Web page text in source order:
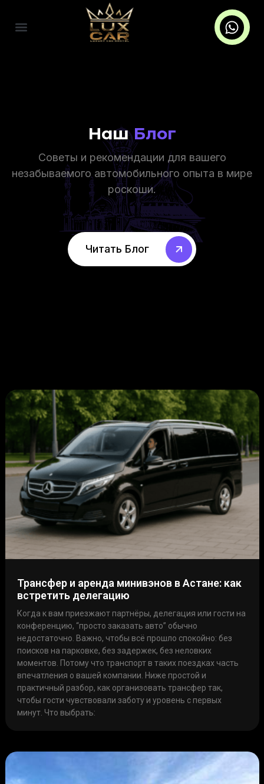
НашБлог
Советы и рекомендации для вашего
незабываемого автомобильного опыта в мире
роскоши.
Читать Блог
Трансфер и аренда минивэнов в Астане: как
встретить делегацию
Когда к вам приезжают партнёры, делегация или гости на
конференцию, “просто заказать авто” обычно
недостаточно. Важно, чтобы всё прошло спокойно: без
поисков на парковке, без задержек, без неловких
моментов. Потому что транспорт в таких поездках часть
впечатления о вашей компании. Ниже простой и
практичный разбор, как организовать трансфер так,
чтобы гости чувствовали заботу и уровень с первых
минут. Что выбрать: